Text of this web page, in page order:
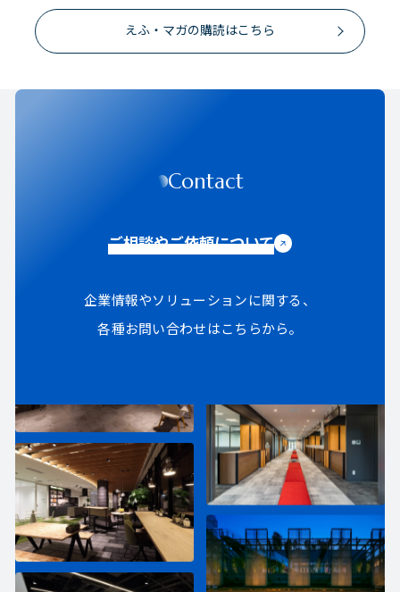
えふ・マガの購読はこちら
Contact
ご相談やご依頼について
企業情報やソリューションに関する、
各種お問い合わせはこちらから。